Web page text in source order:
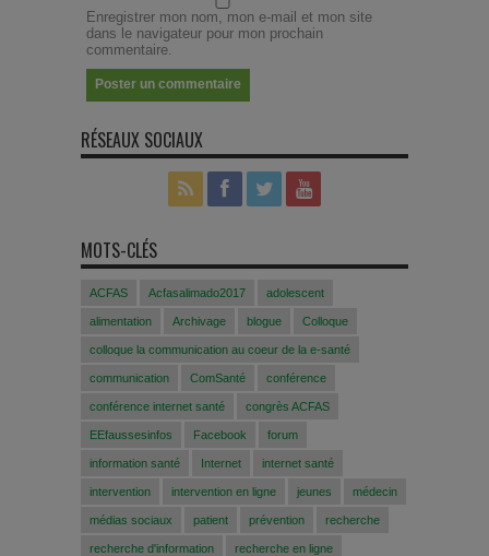
Enregistrer mon nom, mon e-mail et mon site
dans le navigateur pour mon prochain
commentaire.
RÉSEAUX SOCIAUX
MOTS-CLÉS
ACFAS Acfasalimado2017 adolescent
alimentation Archivage blogue Colloque
colloque la communication au coeur de la e-santé
communication ComSanté conférence
conférence internet santé congrès ACFAS
EEfaussesinfos Facebook forum
information santé Internet internet santé
intervention intervention en ligne jeunes médecin
médias sociaux patient prévention recherche
recherche d'information recherche en ligne